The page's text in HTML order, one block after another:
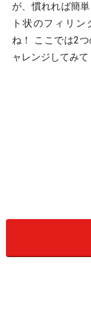
が、慣れれば簡
ト状のフィリ
ね！ ここでは2
ャレンジしてみて